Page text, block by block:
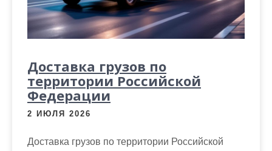
Доставка грузов по
территории Российской
Федерации
2 ИЮЛЯ 2026
Доставка грузов по территории Российской